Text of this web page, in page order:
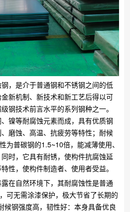
，是介于普通钢和不锈钢之间的低
新机制、新技术和新工艺后得以可
钢技术前言水平的系列钢种之一。
镍等耐腐蚀元素而成，具有优质钢
磨蚀、高温、抗疲劳等特性；耐候
为普碳钢的1.5~10倍，能减薄使用、
时，它具有耐锈，使构件抗腐蚀延
性，使构件制造者、使用者受益。
在自然环境下，其耐腐蚀性是普通
可无需涂漆保护，极大节省了长期的
候钢强度高，韧性好：本身具备优良